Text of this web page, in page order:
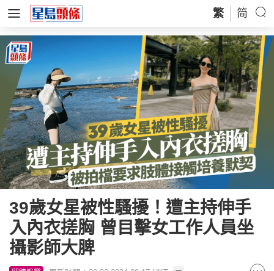
繁 简
39歲女星被性騷擾！遭主持伸手
入內衣搓胸 曾目擊女工作人員坐
攝影師大脾